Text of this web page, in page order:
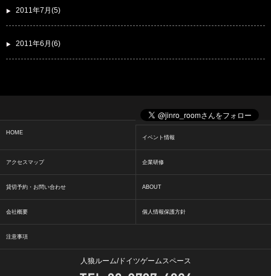
2011年7月(5)
2011年6月(6)
HOME
イベント情報
アクセスマップ 企業研修
貸切予約・お問い合わせ ABOUT
会社概要 個人情報保護方針
注意事項
人狼ルーム/ドイツゲームスペース